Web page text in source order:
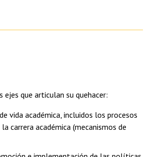
que articulan su quehacer:
vida académica, incluidos los procesos
carrera académica (mecanismos de